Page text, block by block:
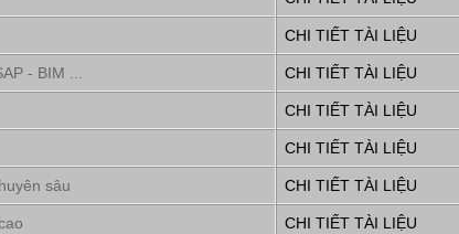
CHI TIẾT TÀI LIỆU
- BIM ... CHI TIẾT TÀI LIỆU
CHI TIẾT TÀI LIỆU
CHI TIẾT TÀI LIỆU
sâu CHI TIẾT TÀI LIỆU
CHI TIẾT TÀI LIỆU